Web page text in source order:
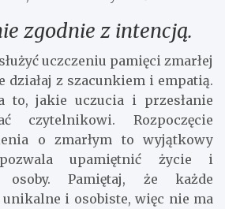
zgodnie z intencją.
uczczeniu pamięci zmarłej
działaj z szacunkiem i empatią.
to, jakie uczucia i przesłanie
czytelnikowi. Rozpoczęcie
o zmarłym to wyjątkowy
upamiętnić życie i
Pamiętaj, że każde
i osobiste, więc nie ma